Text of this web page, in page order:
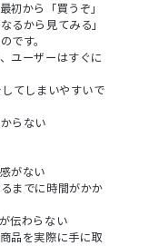
初から「買うぞ」
るから見てみる」
です。
ユーザーはすぐに
てしまいやすいで
らない
がない
までに時間がかか
伝わらない
品を実際に手に取